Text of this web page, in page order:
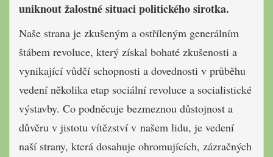
uniknout žalostné situaci politického sirotka.
Naše strana je zkušeným a ostříleným generálním
štábem revoluce, který získal bohaté zkušenosti a
vynikající vůdčí schopnosti a dovednosti v průběhu
vedení několika etap sociální revoluce a socialistické
výstavby. Co podněcuje bezmeznou důstojnost a
důvěru v jistotu vítězství v našem lidu, je vedení
naší strany, která dosahuje ohromujících, zázračných